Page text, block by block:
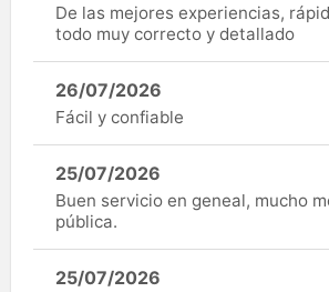
De las mejores experiencias,
todo muy correcto y detallado
26/07/2026
Fácil y confiable
25/07/2026
Buen servicio en geneal, mucho
pública.
25/07/2026